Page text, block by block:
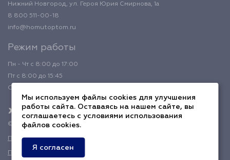
Нижний Новгород, ул. Героя Юрия Смирнова, 1а
8 800 511-00-18
info@homutoptom.ru
Режим работы
Пн - Чт с 8:00 до 17:00
Пт с 8:00 до 15:45
Обед с 12:00 до 12:45
© 2026 ХомутОптом
Политика конфиденциальности
Публичная оферта
Мы используем файлы cookies для улучшения
работы сайта. Оставаясь на нашем сайте, вы
соглашаетесь с условиями использования
файлов cookies.
Я согласен